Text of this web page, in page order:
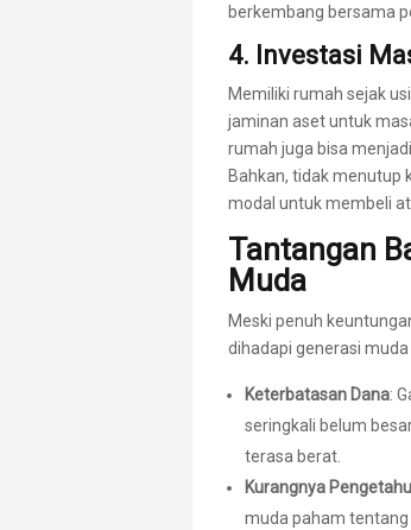
berkembang bersama
4. Investasi
Memiliki rumah sejak
jaminan aset untuk
rumah juga bisa
Bahkan, tidak menutup
modal untuk membeli
Tantangan
Muda
Meski penuh
dihadapi generasi
Keterbatasan Dana:
seringkali belum
terasa berat.
Kurangnya
muda paham